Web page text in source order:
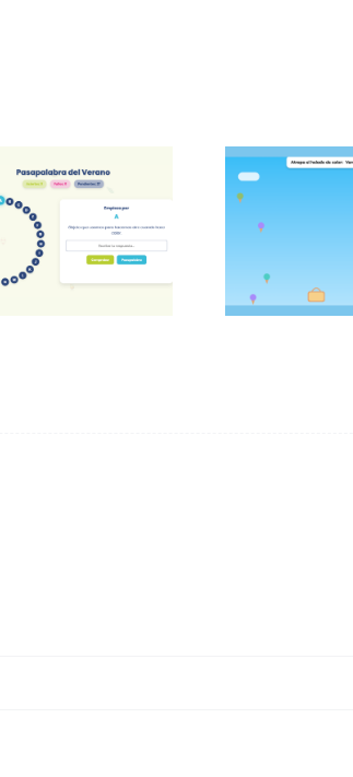
Pasapalabra del
verano
Atrapa el